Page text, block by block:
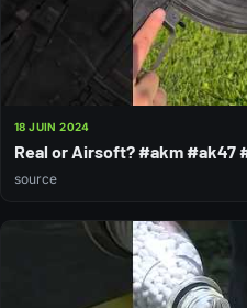
18 JUIN 2024
Real or Airsoft? #akm #ak47
source